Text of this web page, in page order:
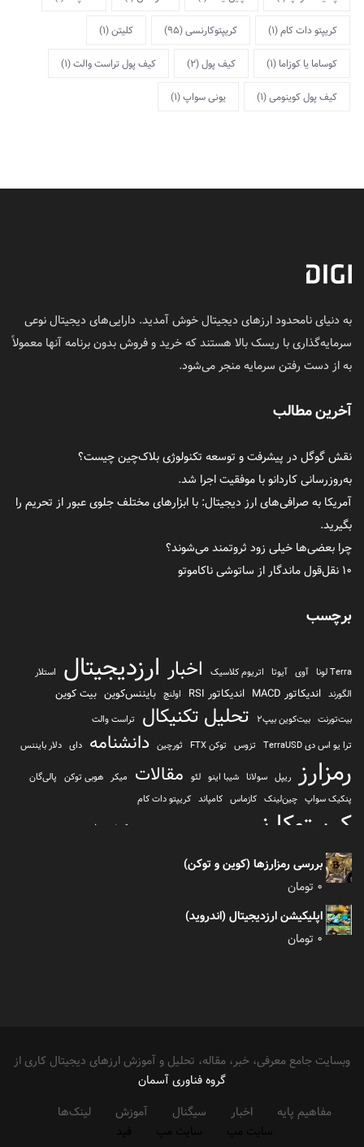
کریپتو دات کام(1) کریپتوکارنسی(95) کلیتن(1)
کوساما یا کوزاما (1) کیف پول(2) کیف پول تراست والت(1)
کیف پول کوینومی(1) یونی سواپ(1)
به دنیای نامحدود ارزهای دیجیتال خوش آمدید. دارایی‌های دیجیتال نوعی
سرمایه‌گذاری با ریسک بالا هستند که خرید و فروش بدون برنامه آنها معمولاً
به از دست رفتن سرمایه منجر می‌شود.
آخرین مطالب
نقش گوگل در پیشرفت و توسعه تکنولوژی بلاک‌چین چیست؟
به‌روزرسانی کاردانو با موفقیت اجرا شد.
آمریکا به صرافی‌های ارز دیجیتال: با ابزارهای مختلف جلوی عبور از تحریم را
بگیرید.
چرا بعضی‌ها خیلی زود ثروتمند می‌شوند؟
۱۰ نقل‌قول ماندگار از ساتوشی ناکاموتو
برچسب
Terra لونا آوی آیوتا اتریوم کلاسیک اخبار ارزدیجیتال
استلار
الگورند اندیکاتور MACD اندیکاتور RSI اولنچ بایننس‌کوین بیت کوین
بیت‌تورنت بیت‌کوین بیپ2 تحلیل تکنیکال
تراست والت
ترا یو اس دی TerraUSD
تزوس توکن FTX ثورچین دانشنامه دای دلار بایننس
رمزارز ریپل سولانا شیبا اینو لئو مقالات میکر هوبی توکن پالی‌گان
پنکیک سواپ چین‌لینک کازماس کامپاند کریپتو دات کام
کریپتوکارنسی کیف پول
کیف پول تراست والت
بررسی رمزارزها (کوین و توکن)
0 تومان
اپلیکیشن ارزدیجیتال (اندروید)
0 تومان
وبسایت جامع معرفی، خبر، مقاله، تحلیل و آموزش ارزهای دیجیتال کاری از
گروه فناوری آسمان
مفاهیم پایه
اخبار سیگنال آموزش
لینک‌ها